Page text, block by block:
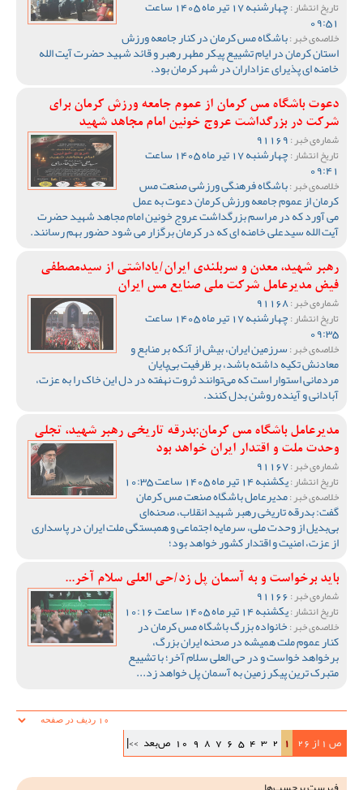
تاریخ انتشار : چهارشنبه 17 تیر ماه 1405 ساعت
09:51
خلاصه‌ی خبر :باشگاه مس کرمان در کنار جامعه ورزش
استان کرمان در ایام تشییع پیکر مطهر رهبر و قائد شهید حضرت آیت الله
خامنه ای پذیرای عزاداران در شهر کرمان بود.
دعوت باشگاه مس کرمان از عموم جامعه ورزش کرمان برای
شرکت در بزرگداشت عروج خونین امام مجاهد شهید
شماره‌ی خبر :
تاریخ انتشار : چهارشنبه 17 تیر ماه 1405 ساعت
09:41
خلاصه‌ی خبر :باشگاه فرهنگی ورزشی صنعت مس
کرمان از عموم جامعه ورزش کرمان دعوت به عمل
می آورد که در مراسم بزرگداشت عروج خونین امام مجاهد شهید حضرت
آیت الله سیدعلی خامنه ای که در کرمان برگزار می شود حضور بهم رسانند.
رهبر شهید، معدن و سربلندی ایران/یاداشتی از سیدمصطفی‌‌
فیض مدیرعامل شرکت ملی صنایع مس ایران
شماره‌ی خبر :
تاریخ انتشار : چهارشنبه 17 تیر ماه 1405 ساعت
09:35
خلاصه‌ی خبر :سرزمین ایران، بیش از آنکه بر منابع و
معادنش تکیه داشته باشد، بر ظرفیت بی‌پایان
مردمانی استوار است که می‌توانند ثروت نهفته در دل این خاک را به عزت،
آبادانی و آینده روشن بدل کنند.
مدیرعامل باشگاه مس کرمان:بدرقه تاریخی رهبر شهید، تجلی
وحدت ملت و اقتدار ایران خواهد بود
شماره‌ی خبر :
تاریخ انتشار :یکشنبه 14 تیر ماه 1405 ساعت 10:35
خلاصه‌ی خبر :مدیرعامل باشگاه صنعت مس کرمان
گفت: بدرقه تاریخی رهبر شهید انقلاب، صحنه‌ای
بی‌بدیل از وحدت ملی، سرمایه اجتماعی و همبستگی ملت ایران در پاسداری
از عزت، امنیت و اقتدار کشور خواهد بود؛
باید برخواست و به آسمان پل زد/حی العلی سلام آخر...
شماره‌ی خبر :
تاریخ انتشار :یکشنبه 14 تیر ماه 1405 ساعت 10:16
خلاصه‌ی خبر :خانواده بزرگ باشگاه مس کرمان در
کنار عموم ملت همیشه در صحنه ایران بزرگ،
برخواهد خواست و در حی العلی سلام آخر؛ با تشییع
متبرک ترین پیکر زمین به آسمان پل خواهد زد...
ص 1 از 26 1
2
3
4
5
6
7
8
9
10 ص‌بعد >>|